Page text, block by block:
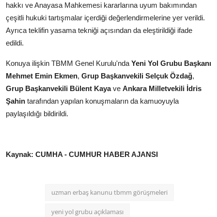
hakkı ve Anayasa Mahkemesi kararlarına uyum bakımından
çeşitli hukuki tartışmalar içerdiği değerlendirmelerine yer verildi.
Ayrıca teklifin yasama tekniği açısından da eleştirildiği ifade
edildi.
Konuya ilişkin TBMM Genel Kurulu'nda Yeni Yol Grubu Başkanı
Mehmet Emin Ekmen, Grup Başkanvekili Selçuk Özdağ,
Grup Başkanvekili Bülent Kayave Ankara Milletvekili İdris
Şahin tarafından yapılan konuşmaların da kamuoyuyla
paylaşıldığı bildirildi.
Kaynak: CUMHA - CUMHUR HABER AJANSI
uzman erbaş kanunu tbmm görüşmeleri
yeni yol grubu açıklaması